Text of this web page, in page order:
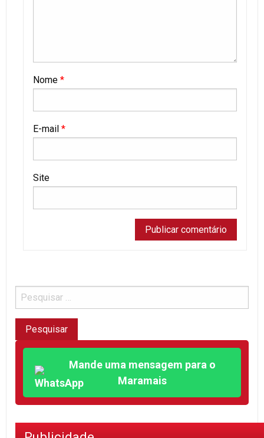
Nome *
E-mail *
Site
Mande uma mensagem para o
Maramais